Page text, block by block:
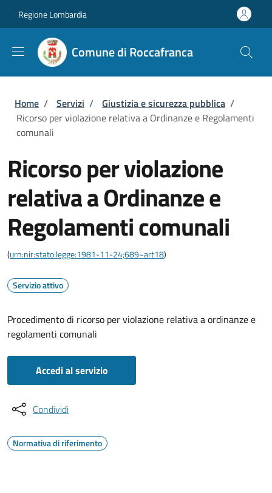
Regione Lombardia
Comune di Roccafranca
Briciole di pane
Home / Servizi / Giustizia e sicurezza pubblica /
Ricorso per violazione relativa a Ordinanze e Regolamenti
comunali
Ricorso per violazione
relativa a Ordinanze e
Regolamenti comunali
(urn:nir:stato:legge:1981-11-24;689~art18)
Servizio attivo
Procedimento di ricorso per violazione relativa a ordinanze e
regolamenti comunali
Accedi al servizio
Condividi
Normativa di riferimento